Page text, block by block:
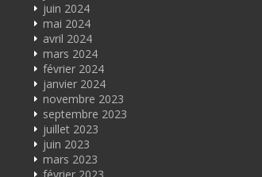
juin 2024
mai 2024
avril 2024
mars 2024
février 2024
janvier 2024
novembre 2023
septembre 2023
juillet 2023
juin 2023
mars 2023